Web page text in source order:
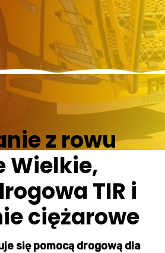
z rowu
Wielkie,
TIR i
ciężarowe
się pomocą drogową dla